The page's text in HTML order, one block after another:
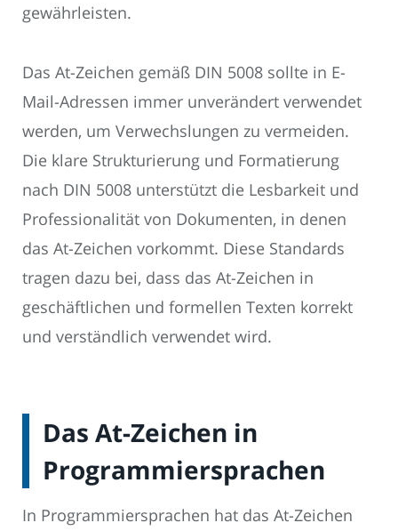
gewährleisten.
Das At-Zeichen gemäß DIN 5008 sollte in E-
Mail-Adressen immer unverändert verwendet
werden, um Verwechslungen zu vermeiden.
Die klare Strukturierung und Formatierung
nach DIN 5008 unterstützt die Lesbarkeit und
Professionalität von Dokumenten, in denen
das At-Zeichen vorkommt. Diese Standards
tragen dazu bei, dass das At-Zeichen in
geschäftlichen und formellen Texten korrekt
und verständlich verwendet wird.
Das At-Zeichen in
Programmiersprachen
In Programmiersprachen hat das At-Zeichen